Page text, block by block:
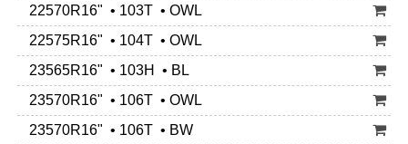
22570R16" • 103T • OWL
22575R16" • 104T • OWL
23565R16" • 103H • BL
23570R16" • 106T • OWL
23570R16" • 106T • BW